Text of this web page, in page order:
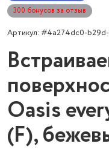
300 бонусов за отзыв
Артикул: #4a274dc0-
Oasis
(F),